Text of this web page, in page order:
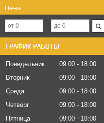
Цена
ГРАФИК РАБОТЫ
Понедельник 09:00
18:00
Вторник
09:00
18:00
Среда
09:00
18:00
Четверг
09:00
18:00
Пятница
09:00
18:00